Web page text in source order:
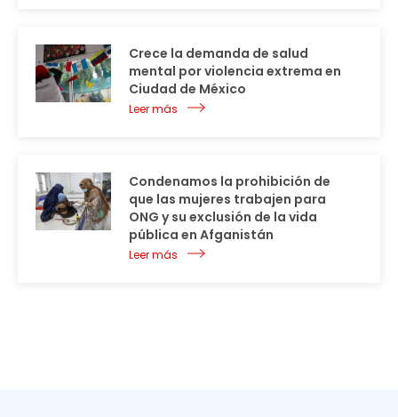
Crece la demanda de salud
mental por violencia extrema en
Ciudad de México
Leer más
Condenamos la prohibición de
que las mujeres trabajen para
ONG y su exclusión de la vida
pública en Afganistán
Leer más